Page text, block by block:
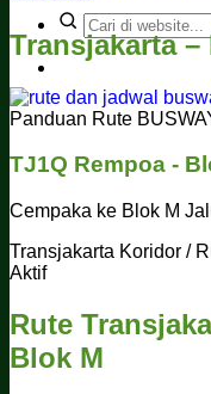
Transjakarta
Panduan Rute
TJ1Q Rempoa -
Cempaka ke Blok M
Transjakarta Koridor /
Aktif
Rute
Blok M